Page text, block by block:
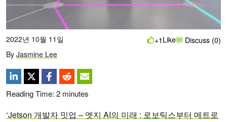
2022년 10월 11일
By Jasmine Lee
+1 Like Discuss (0)
Reading Time: 2 minutes
‘Jetson 개발자 밋업 – 엣지 AI의 미래 : 로보틱스부터 메트로